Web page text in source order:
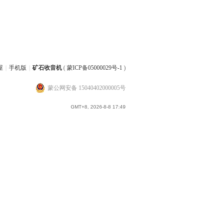
手机版 矿石收音机( 蒙ICP备05000029号-1 )
蒙公网安备 15040402000005号
GMT+8, 2026-8-8 17:49